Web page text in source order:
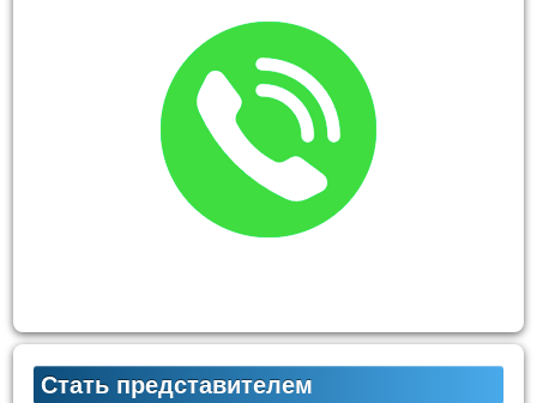
Стать представителем